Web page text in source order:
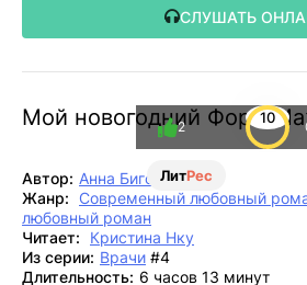
СЛУШАТЬ
Мой новогодний Форс-
ЛитРес
10
2
Автор: Анна Бигси
Жанр: Современный любовный
любовный роман
Читает:
Кристина Нку
Из серии: Врачи #4
Длительность: 6 часов 13 минут